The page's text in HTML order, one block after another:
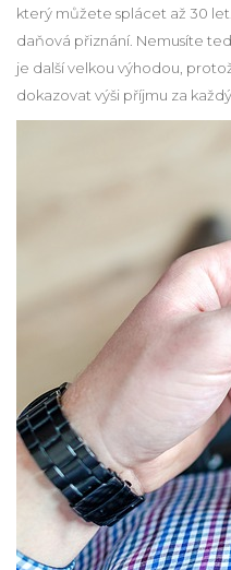
který můžete splácet až 30
daňová přiznání. Nemusíte
je další velkou výhodou,
dokazovat výši příjmu za